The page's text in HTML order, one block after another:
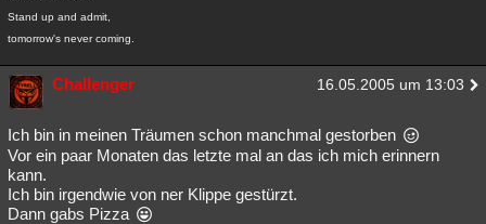
Stand up and admit,
tomorrow's never coming.
Challenger 16.05.2005 um 13:03
Ich bin in meinen Träumen schon manchmal gestorben
Vor ein paar Monaten das letzte mal an das ich mich erinnern
kann.
Ich bin irgendwie von ner Klippe gestürzt.
Dann gabs Pizza